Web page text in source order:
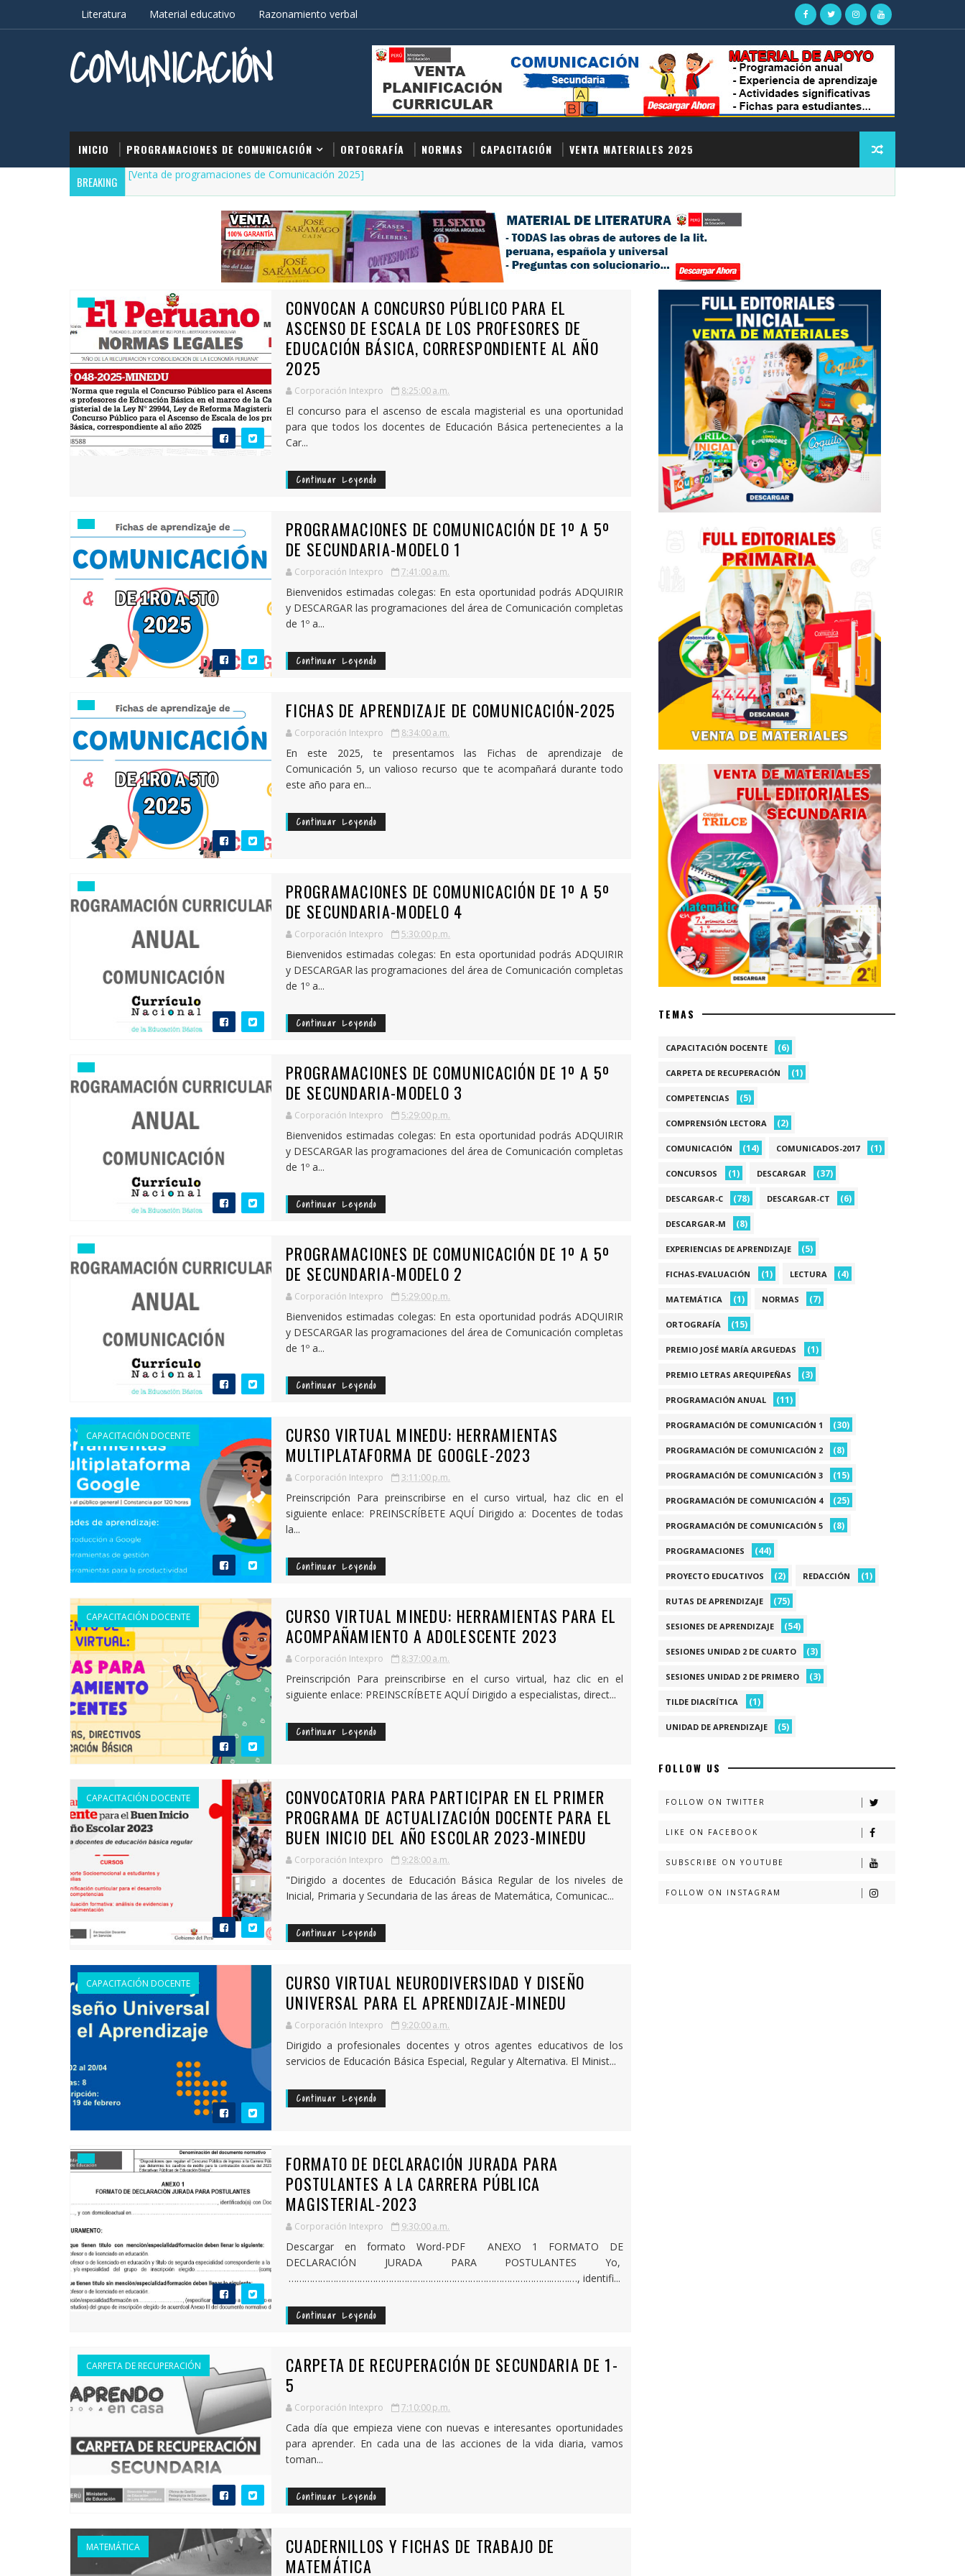
Literatura Material educativo Razonamiento verbal
COMUNICACIÓN
INICIO PROGRAMACIONES DE COMUNICACIÓN ORTOGRAFÍA NORMAS CAPACITACIÓN VENTA MATERIALES 2025
BREAKING [Venta de programaciones de Comunicación 2025]
CONVOCAN A CONCURSO PÚBLICO PARA EL
ASCENSO DE ESCALA DE LOS PROFESORES DE
EDUCACIÓN BÁSICA, CORRESPONDIENTE AL AÑO
2025
Corporación Intexpro 8:25:00 a.m.
El concurso para el ascenso de escala magisterial es una oportunidad
para que todos los docentes de Educación Básica pertenecientes a la
Car...
Continuar Leyendo
PROGRAMACIONES DE COMUNICACIÓN DE 1º A 5º
DE SECUNDARIA-MODELO 1
Corporación Intexpro 7:41:00 a.m.
Bienvenidos estimadas colegas: En esta oportunidad podrás ADQUIRIR
y DESCARGAR las programaciones del área de Comunicación completas
de 1º a...
Continuar Leyendo
FICHAS DE APRENDIZAJE DE COMUNICACIÓN-2025
Corporación Intexpro 8:34:00 a.m.
En este 2025, te presentamos las Fichas de aprendizaje de
Comunicación 5, un valioso recurso que te acompañará durante todo
este año para en...
Continuar Leyendo
PROGRAMACIONES DE COMUNICACIÓN DE 1º A 5º
DE SECUNDARIA-MODELO 4
Corporación Intexpro 5:30:00 p.m.
Bienvenidos estimadas colegas: En esta oportunidad podrás ADQUIRIR
y DESCARGAR las programaciones del área de Comunicación completas
de 1º a...
Continuar Leyendo
PROGRAMACIONES DE COMUNICACIÓN DE 1º A 5º
DE SECUNDARIA-MODELO 3
Corporación Intexpro 5:29:00 p.m.
Bienvenidos estimadas colegas: En esta oportunidad podrás ADQUIRIR
y DESCARGAR las programaciones del área de Comunicación completas
de 1º a...
Continuar Leyendo
PROGRAMACIONES DE COMUNICACIÓN DE 1º A 5º
DE SECUNDARIA-MODELO 2
Corporación Intexpro 5:29:00 p.m.
Bienvenidos estimadas colegas: En esta oportunidad podrás ADQUIRIR
y DESCARGAR las programaciones del área de Comunicación completas
de 1º a...
Continuar Leyendo
CAPACITACIÓN DOCENTE
CURSO VIRTUAL MINEDU: HERRAMIENTAS
MULTIPLATAFORMA DE GOOGLE-2023
Corporación Intexpro 3:11:00 p.m.
Preinscripción Para preinscribirse en el curso virtual, haz clic en el
siguiente enlace: PREINSCRÍBETE AQUÍ Dirigido a: Docentes de todas
la...
Continuar Leyendo
CAPACITACIÓN DOCENTE
CURSO VIRTUAL MINEDU: HERRAMIENTAS PARA EL
ACOMPAÑAMIENTO A ADOLESCENTE 2023
Corporación Intexpro 8:37:00 a.m.
Preinscripción Para preinscribirse en el curso virtual, haz clic en el
siguiente enlace: PREINSCRÍBETE AQUÍ Dirigido a especialistas, direct...
Continuar Leyendo
CAPACITACIÓN DOCENTE
CONVOCATORIA PARA PARTICIPAR EN EL PRIMER
PROGRAMA DE ACTUALIZACIÓN DOCENTE PARA EL
BUEN INICIO DEL AÑO ESCOLAR 2023-MINEDU
Corporación Intexpro 9:28:00 a.m.
"Dirigido a docentes de Educación Básica Regular de los niveles de
Inicial, Primaria y Secundaria de las áreas de Matemática, Comunicac...
Continuar Leyendo
CAPACITACIÓN DOCENTE
CURSO VIRTUAL NEURODIVERSIDAD Y DISEÑO
UNIVERSAL PARA EL APRENDIZAJE-MINEDU
Corporación Intexpro 9:20:00 a.m.
Dirigido a profesionales docentes y otros agentes educativos de los
servicios de Educación Básica Especial, Regular y Alternativa. El Minist...
Continuar Leyendo
FORMATO DE DECLARACIÓN JURADA PARA
POSTULANTES A LA CARRERA PÚBLICA
MAGISTERIAL-2023
Corporación Intexpro 9:30:00 a.m.
Descargar en formato Word-PDF ANEXO 1 FORMATO DE
DECLARACIÓN JURADA PARA POSTULANTES Yo,
……………………………………………………………………………………….…….…, identifi...
Continuar Leyendo
CARPETA DE RECUPERACIÓN
CARPETA DE RECUPERACIÓN DE SECUNDARIA DE 1-
5
Corporación Intexpro 7:10:00 p.m.
Cada día que empieza viene con nuevas e interesantes oportunidades
para aprender. En cada una de las acciones de la vida diaria, vamos
toman...
Continuar Leyendo
MATEMÁTICA
CUADERNILLOS Y FICHAS DE TRABAJO DE
MATEMÁTICA
TEMAS
CAPACITACIÓN DOCENTE (6)
CARPETA DE RECUPERACIÓN (1)
COMPETENCIAS (5)
COMPRENSIÓN LECTORA (2)
COMUNICACIÓN (14) COMUNICADOS-2017 (1)
CONCURSOS (1) DESCARGAR (37)
DESCARGAR-C (78) DESCARGAR-CT (6)
DESCARGAR-M (8)
EXPERIENCIAS DE APRENDIZAJE (5)
FICHAS-EVALUACIÓN (1) LECTURA (4)
MATEMÁTICA (1) NORMAS (7)
ORTOGRAFÍA (15)
PREMIO JOSÉ MARÍA ARGUEDAS (1)
PREMIO LETRAS AREQUIPEÑAS (3)
PROGRAMACIÓN ANUAL (11)
PROGRAMACIÓN DE COMUNICACIÓN 1 (30)
PROGRAMACIÓN DE COMUNICACIÓN 2 (8)
PROGRAMACIÓN DE COMUNICACIÓN 3 (15)
PROGRAMACIÓN DE COMUNICACIÓN 4 (25)
PROGRAMACIÓN DE COMUNICACIÓN 5 (8)
PROGRAMACIONES (44)
PROYECTO EDUCATIVOS (2) REDACCIÓN (1)
RUTAS DE APRENDIZAJE (75)
SESIONES DE APRENDIZAJE (54)
SESIONES UNIDAD 2 DE CUARTO (3)
SESIONES UNIDAD 2 DE PRIMERO (3)
TILDE DIACRÍTICA (1)
UNIDAD DE APRENDIZAJE (5)
FOLLOW US
FOLLOW ON TWITTER
LIKE ON FACEBOOK
SUBSCRIBE ON YOUTUBE
FOLLOW ON INSTAGRAM